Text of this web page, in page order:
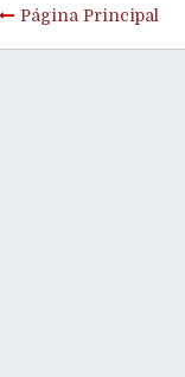
Página Principal